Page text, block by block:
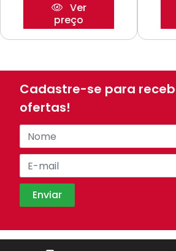
Ver
preço
Cadastre-se para
ofertas!